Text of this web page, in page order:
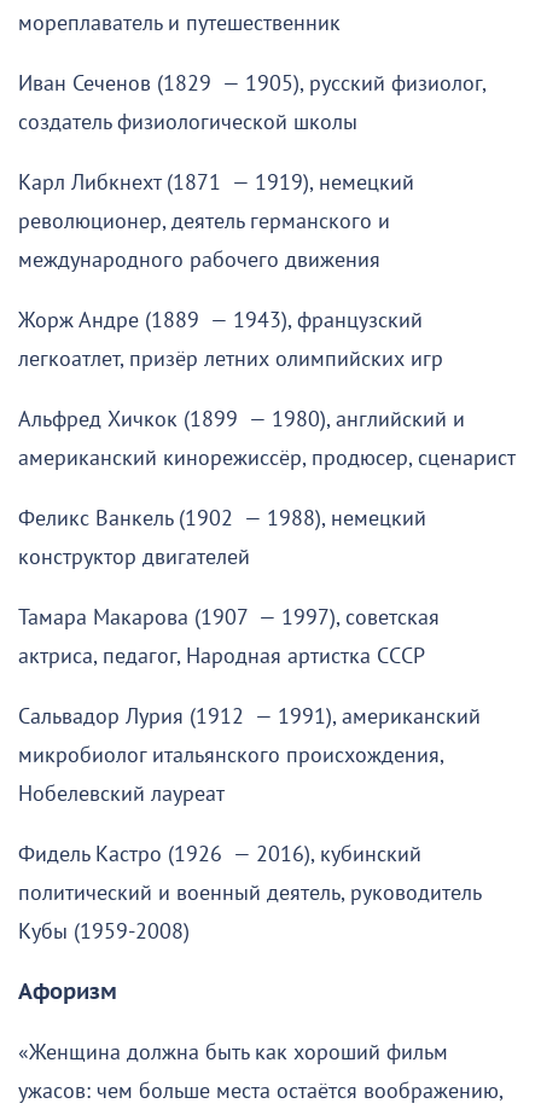
мореплаватель и путешественник
Иван Сеченов (1829 — 1905), русский физиолог,
создатель физиологической школы
Карл Либкнехт (1871 — 1919), немецкий
революционер, деятель германского и
международного рабочего движения
Жорж Андре (1889 — 1943), французский
легкоатлет, призёр летних олимпийских игр
Альфред Хичкок (1899 — 1980), английский и
американский кинорежиссёр, продюсер, сценарист
Феликс Ванкель (1902 — 1988), немецкий
конструктор двигателей
Тамара Макарова (1907 — 1997), советская
актриса, педагог, Народная артистка СССР
Сальвадор Лурия (1912 — 1991), американский
микробиолог итальянского происхождения,
Нобелевский лауреат
Фидель Кастро (1926 — 2016), кубинский
политический и военный деятель, руководитель
Кубы (1959-2008)
Афоризм
«Женщина должна быть как хороший фильм
ужасов: чем больше места остаётся воображению,